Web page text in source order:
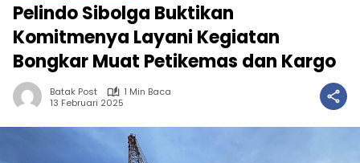
Pelindo Sibolga Buktikan
Komitmenya Layani Kegiatan
Bongkar Muat Petikemas dan Kargo
Batak Post
1 Min Baca
13 Februari 2025